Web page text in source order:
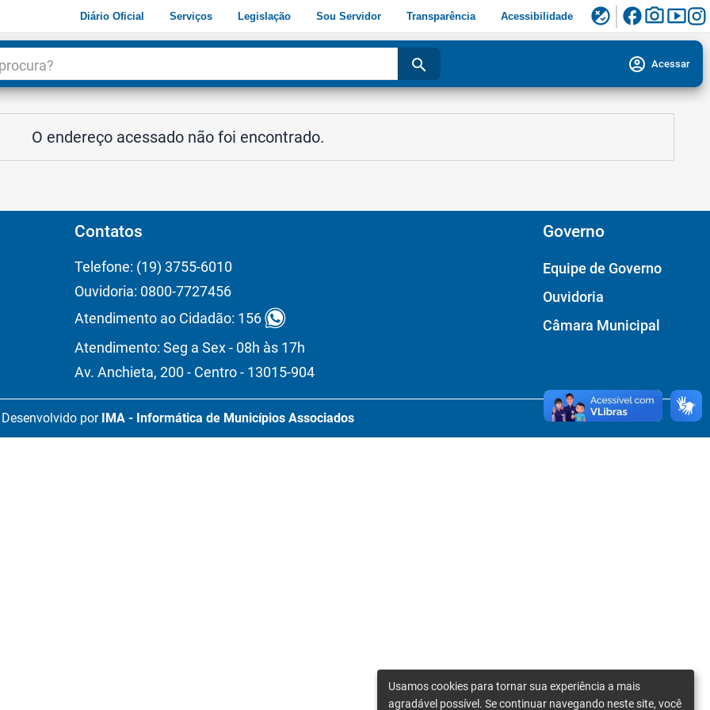
Diário Oficial Serviços Legislação Sou Servidor Transparência Acessibilidade flaky facebookphoto_camerasmart_display
search account_circle Acessar
O endereço acessado não foi encontrado.
Contatos
Telefone: (19) 3755-6010
Ouvidoria: 0800-7727456
Atendimento ao Cidadão: 156
Atendimento: Seg a Sex - 08h às 17h
Av. Anchieta, 200 - Centro - 13015-904
Governo
Equipe de Governo
Ouvidoria
Câmara Municipal
Desenvolvido por IMA - Informática de Municípios Associados
Usamos cookies para tornar sua experiência a mais
agradável possível. Se continuar navegando neste site, você